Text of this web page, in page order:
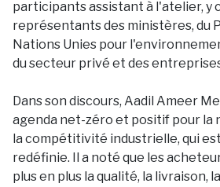
participants assistant à l'atelier, y
représentants des ministères, du
Nations Unies pour
du secteur privé et des
Dans son discours, Aadil Ameer
agenda net-zéro et positif pour la
la compétitivité industrielle, qui
redéfinie. Il a noté que les
plus en plus la qualité, la livraison,